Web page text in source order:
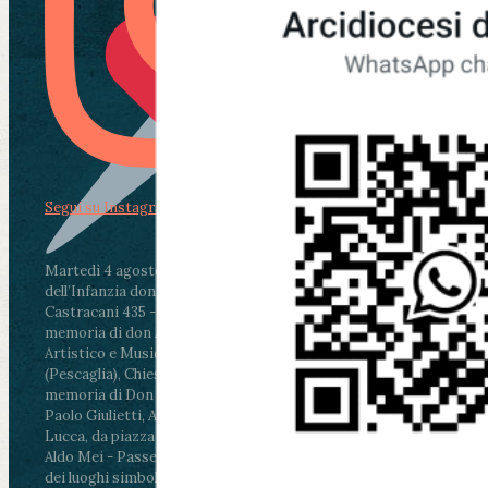
Martedì 4 agosto2026
ore 11:30 - Lucca, Scuola
dell’Infanzia don Aldo Mei - Viale Castruccio
Castracani 435 - Inaugurazione murales in
memoria di don Aldo Mei curato dal Liceo
Artistico e Musicale “Passaglia”
ore 18 - Fiano
(Pescaglia), Chiesa parrocchiale - Messa in
memoria di Don Aldo Mei celebrata da mons.
Paolo Giulietti, Arcivescovo di Lucca
ore 20.30 -
Lucca, da piazza San Michele al Cippo di don
Aldo Mei - Passeggiata della Memoria in alcuni
dei luoghi simbolo della città. Ritrovo alle ore
Segui su Instagram